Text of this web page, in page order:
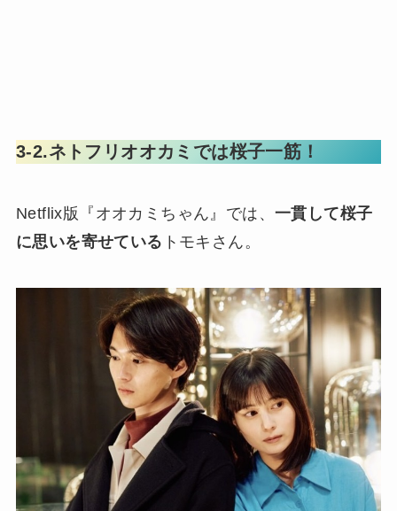
3-2.ネトフリオオカミでは桜子一筋！
Netflix版『オオカミちゃん』では、 一貫して桜子
に思いを寄せている トモキさん。